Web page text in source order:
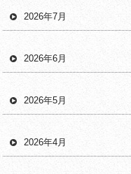
2026年7月
2026年6月
2026年5月
2026年4月